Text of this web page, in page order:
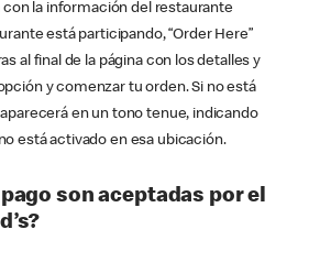
con la información del restaurante
está participando, “Order Here”
al final de la página con los detalles y
y comenzar tu orden. Si no está
aparecerá en un tono tenue, indicando
está activado en esa ubicación.
son aceptadas por el